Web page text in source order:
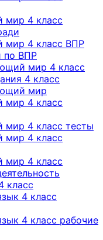
4 класс
4 класс ВПР
по ВПР
мир 4 класс
4 класс
мир
4 класс
4 класс тесты
4 класс
4 класс
класс
4 класс
4 класс рабочие